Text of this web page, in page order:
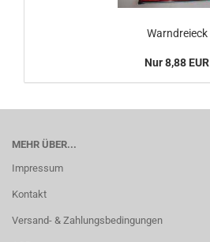
Warndreieck
Nur 8,88 EUR
MEHR ÜBER...
Impressum
Kontakt
Versand- & Zahlungsbedingungen